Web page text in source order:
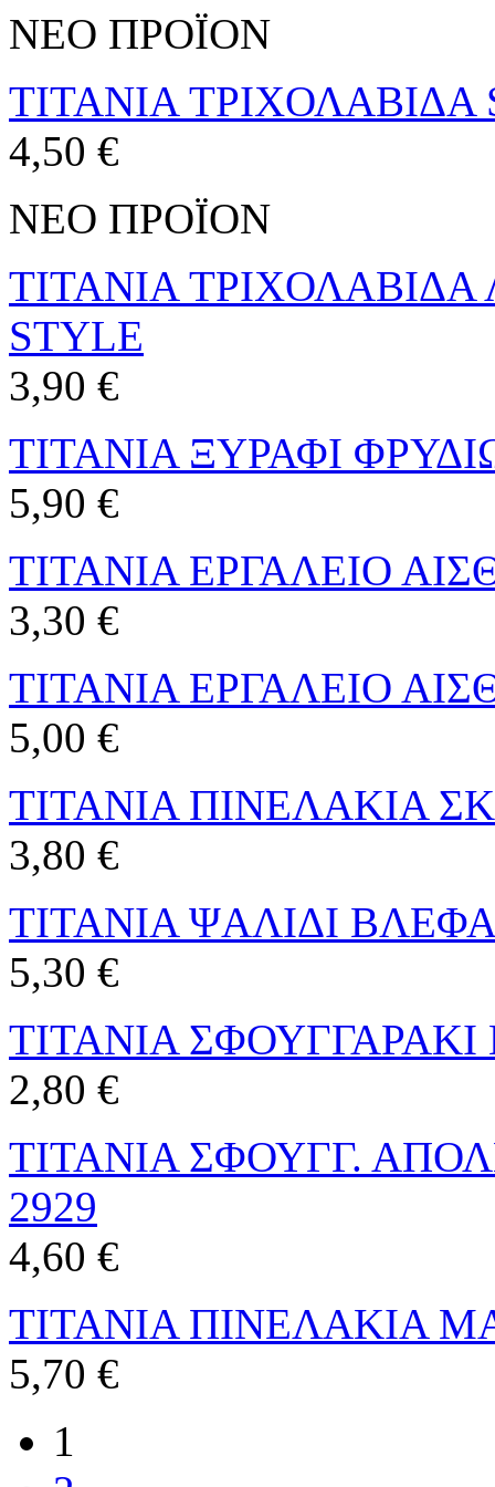
ΝΕΟ ΠΡΟΪΟΝ
TITANIA ΤΡΙΧΟΛΑΒΙΔΑ
4,50 €
ΝΕΟ ΠΡΟΪΟΝ
TITANIA ΤΡΙΧΟΛΑΒΙΔΑ
STYLE
3,90 €
TITANIA ΞΥΡΑΦΙ
5,90 €
TITANIA ΕΡΓΑΛΕΙΟ
3,30 €
TITANIA ΕΡΓΑΛΕΙΟ
5,00 €
TITANIA ΠΙΝΕΛΑΚΙΑ
3,80 €
TITANIA ΨΑΛΙΔΙ
5,30 €
TITANIA ΣΦΟΥΓΓΑΡΑΚΙ
2,80 €
TITANIA ΣΦΟΥΓΓ.
2929
4,60 €
TITANIA ΠΙΝΕΛΑΚΙΑ
5,70 €
1